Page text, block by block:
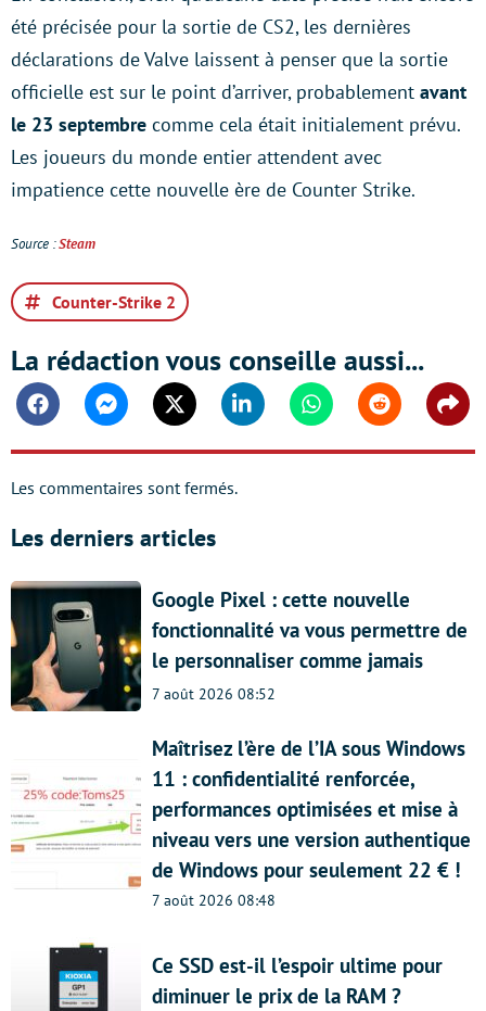
été précisée pour la sortie de CS2, les dernières
déclarations de Valve laissent à penser que la sortie
officielle est sur le point d’arriver, probablement avant
le 23 septembre comme cela était initialement prévu.
Les joueurs du monde entier attendent avec
impatience cette nouvelle ère de Counter Strike.
Source :Steam
Counter-Strike 2
La rédaction vous conseille aussi...
FacebookMessengerTwitter Linkedin WhatsappReddit
Les commentaires sont fermés.
Les derniers articles
Google Pixel : cette nouvelle
fonctionnalité va vous permettre de
le personnaliser comme jamais
7 août 2026 08:52
Maîtrisez l’ère de l’IA sous Windows
11 : confidentialité renforcée,
performances optimisées et mise à
niveau vers une version authentique
de Windows pour seulement 22 € !
7 août 2026 08:48
Ce SSD est-il l’espoir ultime pour
diminuer le prix de la RAM ?